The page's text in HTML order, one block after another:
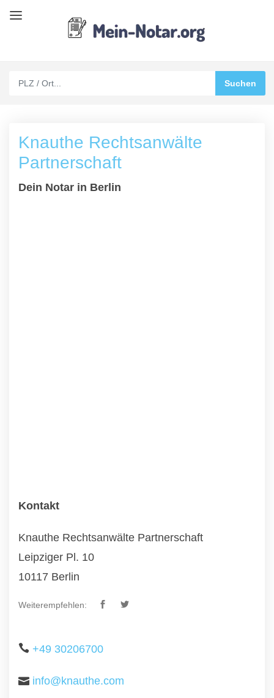
Knauthe Rechtsanwälte
Partnerschaft
Dein Notar in Berlin
Kontakt
Knauthe Rechtsanwälte Partnerschaft
Leipziger Pl. 10
10117 Berlin
Weiterempfehlen:
+49 30206700
info@knauthe.com